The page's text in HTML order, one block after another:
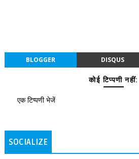
BLOGGER DISQUS
कोई टिप्पणी नहीं:
एक टिप्पणी भेजें
SOCIALIZE